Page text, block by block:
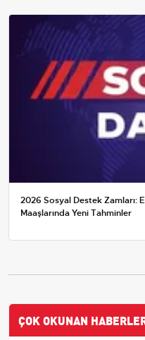
2026 Sosyal Destek Zamları:
Maaşlarında Yeni Tahminler
ÇOK OKUNAN